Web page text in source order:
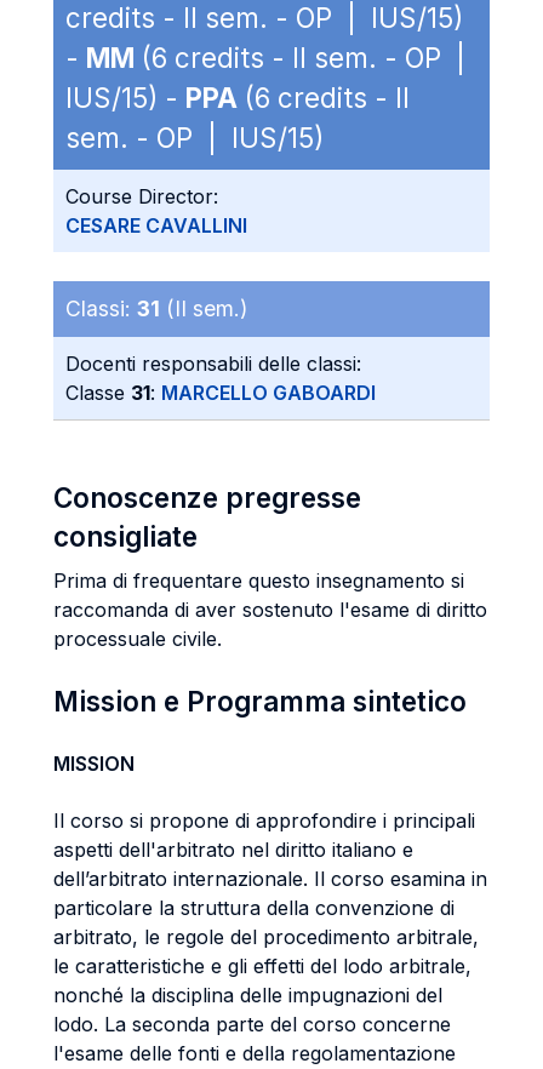
credits - II sem. - OP | IUS/15)
- MM (6 credits - II sem. - OP |
IUS/15) - PPA (6 credits - II
sem. - OP | IUS/15)
Course Director:
CESARE CAVALLINI
Classi: 31 (II sem.)
Docenti responsabili delle classi:
Classe 31: MARCELLO GABOARDI
Conoscenze pregresse
consigliate
Prima di frequentare questo insegnamento si
raccomanda di aver sostenuto l'esame di diritto
processuale civile.
Mission e Programma sintetico
MISSION
Il corso si propone di approfondire i principali
aspetti dell'arbitrato nel diritto italiano e
dell’arbitrato internazionale. Il corso esamina in
particolare la struttura della convenzione di
arbitrato, le regole del procedimento arbitrale,
le caratteristiche e gli effetti del lodo arbitrale,
nonché la disciplina delle impugnazioni del
lodo. La seconda parte del corso concerne
l'esame delle fonti e della regolamentazione